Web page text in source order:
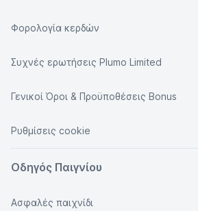
Φορολογία κερδών
Συχνές ερωτήσεις Plumo Limited
Γενικοί Όροι & Προϋποθέσεις Bonus
Ρυθμίσεις cookie
Οδηγός Παιγνίου
Ασφαλές παιχνίδι